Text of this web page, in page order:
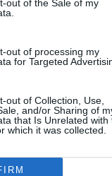
out of the Sale of my
out of processing my
for Targeted
out of Collection, Use,
and/or Sharing of
that Is Unrelated with
which it was collected.